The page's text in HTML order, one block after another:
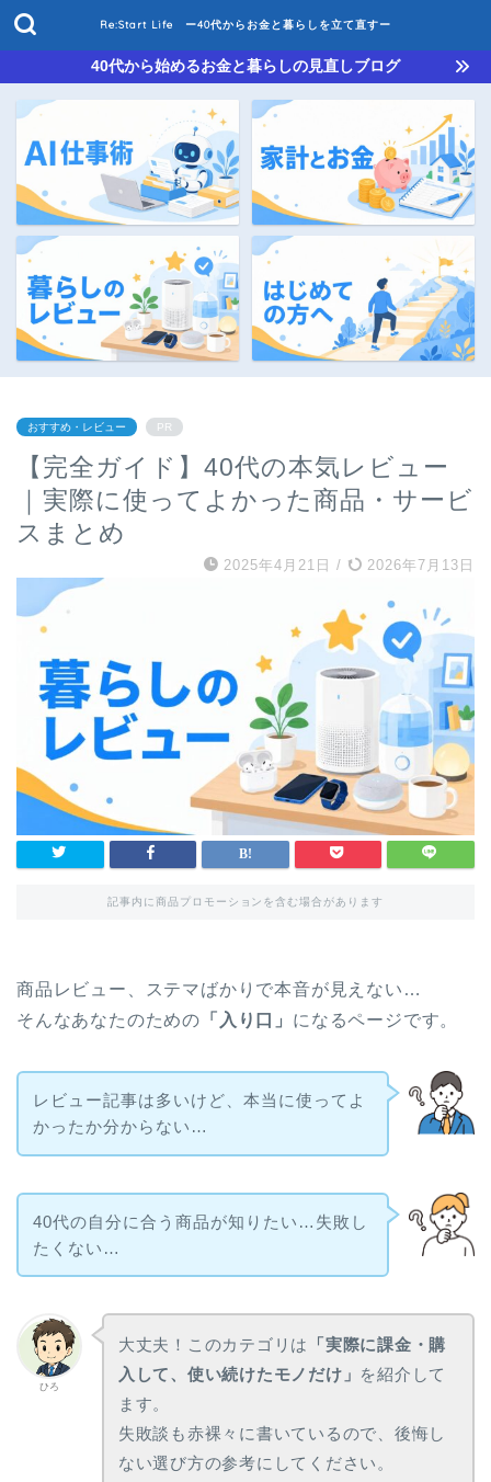
Re:Start Life ー40代からお金と暮らしを立て直すー
40代から始めるお金と暮らしの見直しブログ
おすすめ・レビュー PR
【完全ガイド】40代の本気レビュー
｜実際に使ってよかった商品・サービ
スまとめ
2025年4月21日 / 2026年7月13日
記事内に商品プロモーションを含む場合があります
商品レビュー、ステマばかりで本音が見えない…
そんなあなたのための 「入り口」 になるページです。
レビュー記事は多いけど、本当に使ってよ
かったか分からない…
40代の自分に合う商品が知りたい…失敗し
たくない…
ひろ
大丈夫！このカテゴリは
「実際に課金・購
入して、使い続けたモノだけ」 を紹介して
ます。
失敗談も赤裸々に書いているので、後悔し
ない選び方の参考にしてください。